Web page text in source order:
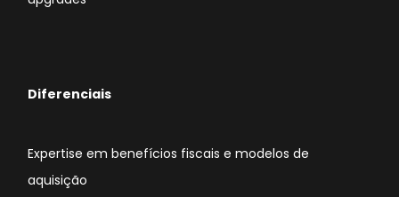
Diferenciais
Expertise em benefícios fiscais e modelos de
aquisição